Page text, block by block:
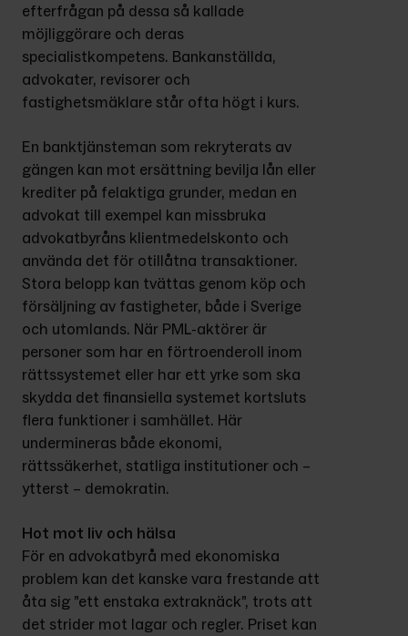
efterfrågan på dessa så kallade
möjliggörare och deras
specialistkompetens. Bankanställda,
advokater, revisorer och
fastighetsmäklare står ofta högt i kurs.
En banktjänsteman som rekryterats av
gängen kan mot ersättning bevilja lån eller
krediter på felaktiga grunder, medan en
advokat till exempel kan missbruka
advokatbyråns klientmedelskonto och
använda det för otillåtna transaktioner.
Stora belopp kan tvättas genom köp och
försäljning av fastigheter, både i Sverige
och utomlands. När PML-aktörer är
personer som har en förtroenderoll inom
rättssystemet eller har ett yrke som ska
skydda det finansiella systemet kortsluts
flera funktioner i samhället. Här
undermineras både ekonomi,
rättssäkerhet, statliga institutioner och –
ytterst – demokratin.
Hot mot liv och hälsa
För en advokatbyrå med ekonomiska
problem kan det kanske vara frestande att
åta sig ”ett enstaka extraknäck”, trots att
det strider mot lagar och regler. Priset kan